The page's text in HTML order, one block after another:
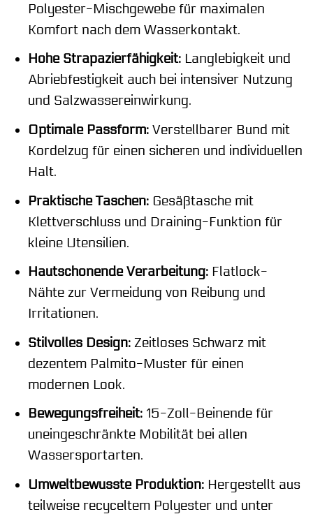
Polyester-Mischgewebe für maximalen
Komfort nach dem Wasserkontakt.
Hohe Strapazierfähigkeit:Langlebigkeit und
Abriebfestigkeit auch bei intensiver Nutzung
und Salzwassereinwirkung.
Optimale Passform:Verstellbarer Bund mit
Kordelzug für einen sicheren und individuellen
Halt.
Praktische Taschen:Gesäßtasche mit
Klettverschluss und Draining-Funktion für
kleine Utensilien.
Hautschonende Verarbeitung:Flatlock-
Nähte zur Vermeidung von Reibung und
Irritationen.
Stilvolles Design:Zeitloses Schwarz mit
dezentem Palmito-Muster für einen
modernen Look.
Bewegungsfreiheit:15-Zoll-Beinende für
uneingeschränkte Mobilität bei allen
Wassersportarten.
Umweltbewusste Produktion:Hergestellt aus
teilweise recyceltem Polyester und unter